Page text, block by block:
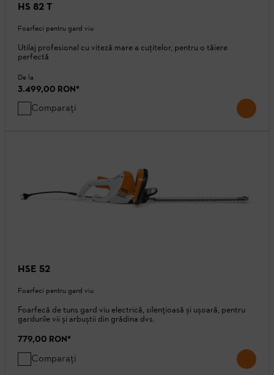
HS 82 T
Foarfeci pentru gard viu
Utilaj profesional cu viteză mare a cuţitelor, pentru o tăiere
perfectă
De la
3.499,00 RON*
Comparați
HSE 52
Foarfeci pentru gard viu
Foarfecă de tuns gard viu electrică, silențioasă și ușoară, pentru
gardurile vii și arbuștii din grădina dvs.
779,00 RON*
Comparați